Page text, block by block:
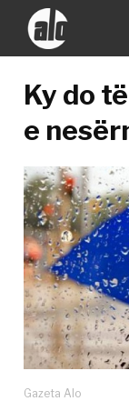
Ky do
e
Gazeta Alo